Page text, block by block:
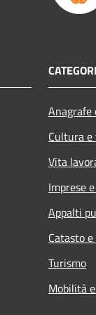
Cultura
Vita
Imprese
Appalti
Catasto
Turismo
Mobilità